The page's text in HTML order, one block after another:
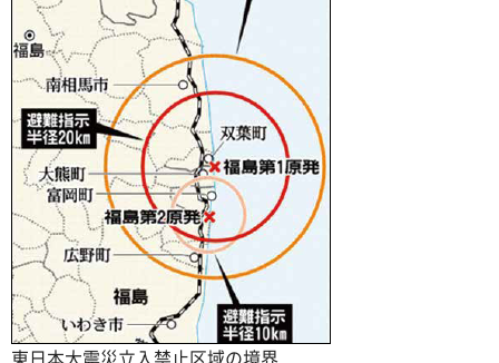
東日本大震災立入禁止区域の境界